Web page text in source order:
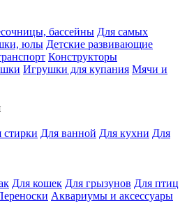
бассейны Для самых
юлы Детские развивающие
Конструкторы
Игрушки для купания Мячи и
стирки Для ванной Для кухни Для
Для кошек Для грызунов Для птиц
Аквариумы и аксессуары